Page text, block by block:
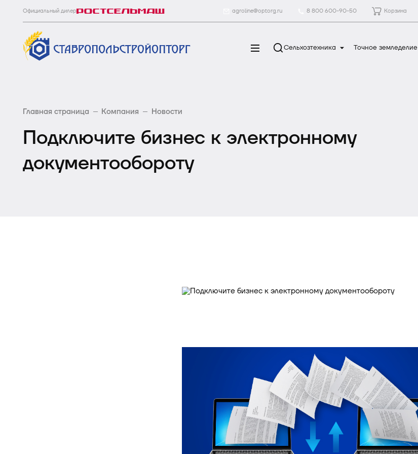
Официальный дилер agroline@optorg.ru 8 800 600-90-50 Корзина
Сельхозтехника Точное земледелие
Главная страница Компания Новости
Подключите бизнес к электронному
документообороту